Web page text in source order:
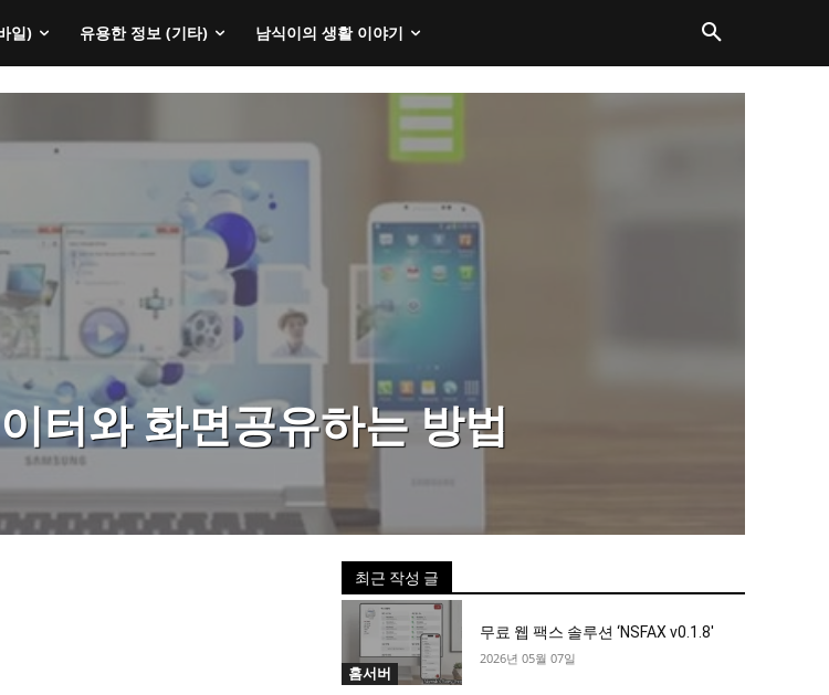
일) 유용한 정보 (기타) 남식이의 생활 이야기
터와 화면공유하는 방법
최근 작성 글
홈서버
무료 웹 팩스 솔루션 ‘NSFAX v0.1.8′
2026년 05월 07일